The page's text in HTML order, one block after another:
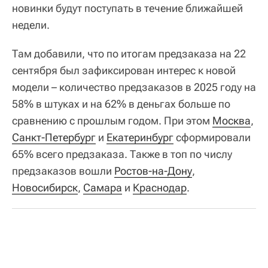
новинки будут поступать в течение ближайшей
недели.
Там добавили, что по итогам предзаказа на 22
сентября был зафиксирован интерес к новой
модели – количество предзаказов в 2025 году на
58% в штуках и на 62% в деньгах больше по
сравнению с прошлым годом. При этом Москва,
Санкт-Петербург и Екатеринбургсформировали
65% всего предзаказа. Также в топ по числу
предзаказов вошли Ростов-на-Дону,
Новосибирск, Самара и Краснодар.